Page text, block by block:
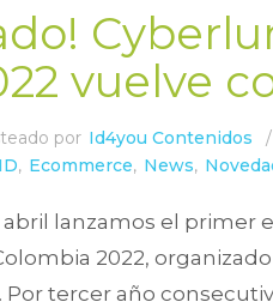
vuelve
por Id4you Contenidos /
, Ecommerce, News,
lanzamos el primer
2022,
tercer año